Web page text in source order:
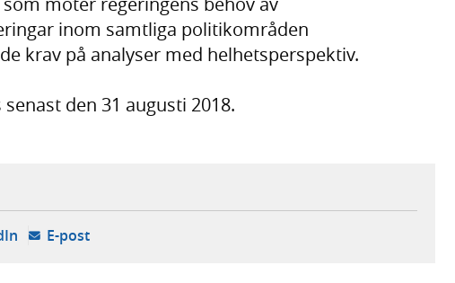
inom samtliga politikområden
krav på analyser med helhetsperspektiv.
den 31 augusti 2018.
extern webbplats,
flik, extern webbplats,
- öppnas i ny flik, extern webbplats,
E-post- öppnar din e-postklient,